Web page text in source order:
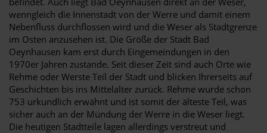
wenngleich die Innenstadt von der Werre und damit einem
Nebenfluss durchflossen wird und die Weser als Stadtgrenze
im Osten anzusehen ist. Die Größe der Stadt Bad
Oeynhausen kam erst durch Eingemeindungen in den
1970er Jahren zustande. Seit dieser Zeit sind auch Orte wie
Rehme oder Werste Teil der Stadt und blicken Ihrerseits auf
Geschichten bis ins Mittelalter zurück. Rehme wurde schon
753 urkundlich erwähnt und ist somit der älteste Teil, was
sicher auch an der Mündung der Werre in die Weser liegt.
Die heutigen Stadtteile lagen allerdings verstreut und